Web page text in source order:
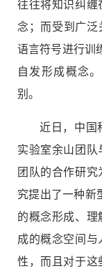
往往将知识纠缠
念；而受到广
语言符号进行训
自发形成概念
别。
近日，中国
实验室余山团队
团队的合作研
究提出了一种新
的概念形成、理
成的概念空间与
性，而且对于这